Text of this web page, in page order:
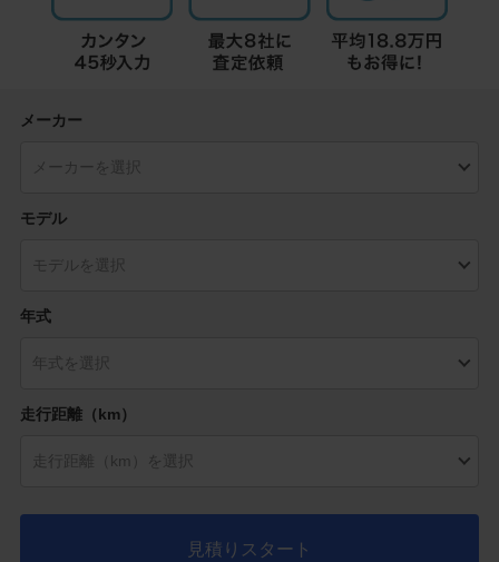
メーカー
モデル
年式
走行距離（km）
見積りスタート